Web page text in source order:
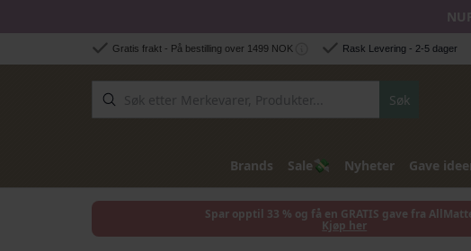
Hopp til innhold
Gratis frakt - På bestilling over 1499 NOK Rask Levering - 2-5 dager
Søk
Brands Sale💸 Nyheter Gave
Spar opptil 33 % og få en GRATIS gave fra
Kjøp her